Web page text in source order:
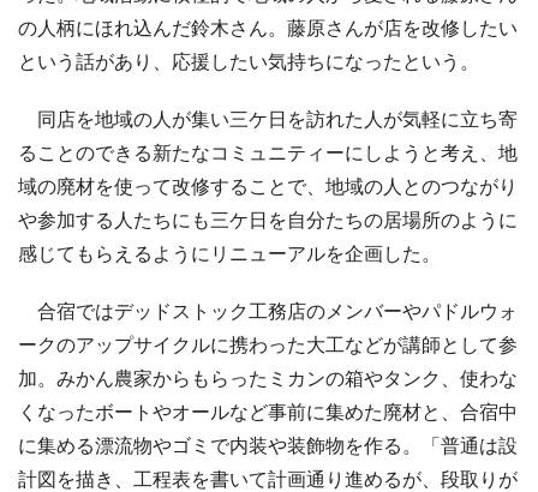
の人柄にほれ込んだ鈴木さん。藤原さんが店を改修したい
という話があり、応援したい気持ちになったという。
同店を地域の人が集い三ケ日を訪れた人が気軽に立ち寄
ることのできる新たなコミュニティーにしようと考え、地
域の廃材を使って改修することで、地域の人とのつながり
や参加する人たちにも三ケ日を自分たちの居場所のように
感じてもらえるようにリニューアルを企画した。
合宿ではデッドストック工務店のメンバーやパドルウォ
ークのアップサイクルに携わった大工などが講師として参
加。みかん農家からもらったミカンの箱やタンク、使わな
くなったボートやオールなど事前に集めた廃材と、合宿中
に集める漂流物やゴミで内装や装飾物を作る。「普通は設
計図を描き、工程表を書いて計画通り進めるが、段取りが